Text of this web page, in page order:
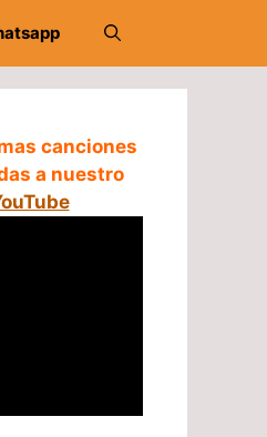
canciones
a nuestro